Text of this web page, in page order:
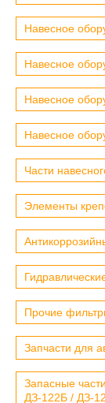
Навесное
Навесное
Навесное
Навесное
Части
Элементы
Прочие
Запчасти для
Запасные
ДЗ-122Б / ДЗ-